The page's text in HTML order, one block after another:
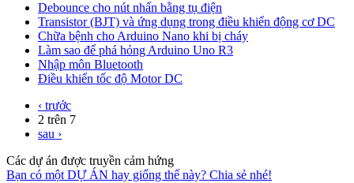
Debounce cho nút nhấn bằng tụ điện
Transistor (BJT) và ứng dụng trong điều khiển động cơ DC
Chữa bệnh cho Arduino Nano khi bị cháy
Làm sao để phá hỏng Arduino Uno R3
Nhập môn Bluetooth
Điều khiển tốc độ Motor DC
‹ trước
2 trên 7
sau ›
Các dự án được truyền cảm hứng
Bạn có một DỰ ÁN hay giống thế này? Chia sẻ nhé!